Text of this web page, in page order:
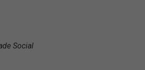
Social